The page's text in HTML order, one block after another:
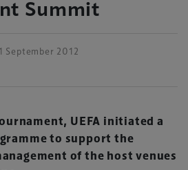
Summit
September 2012
UEFA initiated a
to support the
of the host venues